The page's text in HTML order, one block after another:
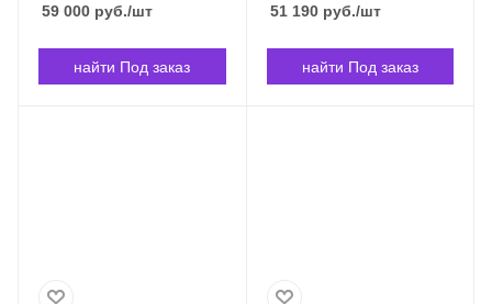
59 000 руб./шт
найти Под заказ
51 190руб./шт
найти Под заказ